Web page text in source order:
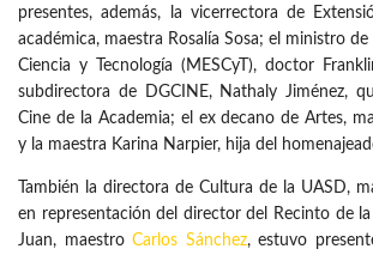
presentes, además, la vicerrectora de
académica, maestra Rosalía Sosa; el ministro
Ciencia y Tecnología (MESCyT), doctor
subdirectora de DGCINE, Nathaly Jiménez,
Cine de la Academia; el ex decano de Artes,
y la maestra Karina Narpier, hija del
También la directora de Cultura de la UASD,
en representación del director del Recinto de
Juan, maestro Carlos Sánchez, estuvo